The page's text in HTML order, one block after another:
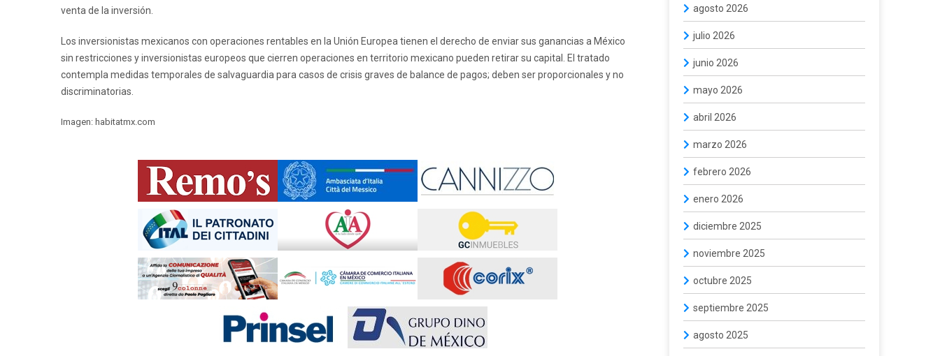
venta de la inversión.
Los inversionistas mexicanos con operaciones rentables en la Unión Europea tienen el derecho de enviar sus ganancias a México
sin restricciones y inversionistas europeos que cierren operaciones en territorio mexicano pueden retirar su capital. El tratado
contempla medidas temporales de salvaguardia para casos de crisis graves de balance de pagos; deben ser proporcionales y no
discriminatorias.
Imagen: habitatmx.com
agosto 2026
julio 2026
junio 2026
mayo 2026
abril 2026
marzo 2026
febrero 2026
enero 2026
diciembre 2025
noviembre 2025
octubre 2025
septiembre 2025
agosto 2025